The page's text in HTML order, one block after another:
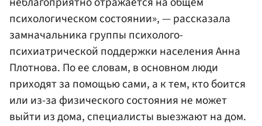
психологическом состоянии», — рассказала
замначальника группы психолого-
психиатрической поддержки населения Анна
Плотнова. По ее словам, в основном люди
приходят за помощью сами, а к тем, кто боится
или из-за физического состояния не может
выйти из дома, специалисты выезжают на дом.